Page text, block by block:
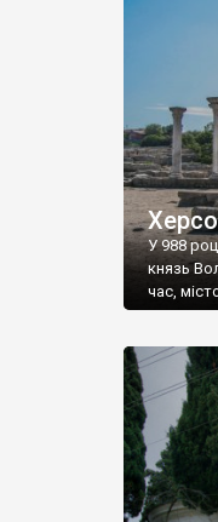
влада в
У 988
князь
час,